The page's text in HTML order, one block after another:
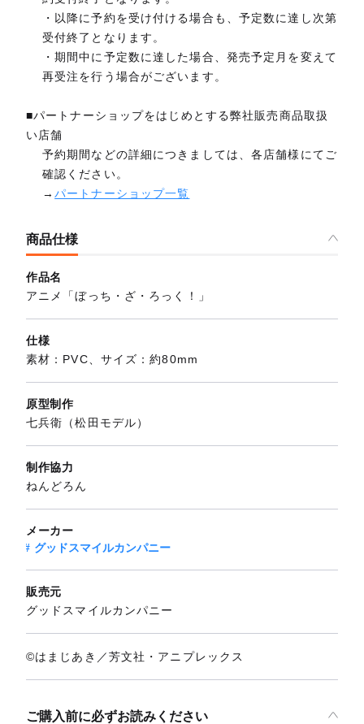
・以降に予約を受け付ける場合も、予定数に達し次第
受付終了となります。
・期間中に予定数に達した場合、発売予定月を変えて
再受注を行う場合がございます。
■パートナーショップをはじめとする弊社販売商品取扱
い店舗
予約期間などの詳細につきましては、各店舗様にてご
確認ください。
→パートナーショップ一覧
商品仕様
作品名
アニメ「ぼっち・ざ・ろっく！」
仕様
素材：PVC、サイズ：約80mm
原型制作
七兵衛（松田モデル）
制作協力
ねんどろん
メーカー
グッドスマイルカンパニー
販売元
グッドスマイルカンパニー
©はまじあき／芳文社・アニプレックス
ご購入前に必ずお読みください